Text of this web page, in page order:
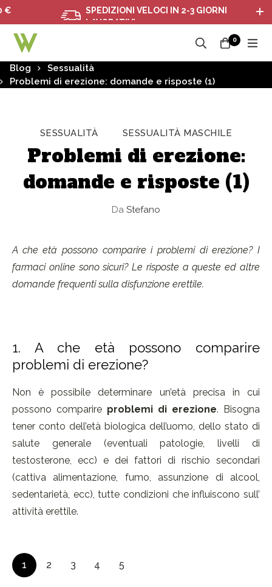
SPEDIZIONI VELOCI IN 2-3 GIORNI
LAVORATIVI
0
Blog
Sessualità
Problemi di erezione: domande e risposte (1)
SESSUALITÀ SESSUALITÀ MASCHILE
Problemi di erezione:
domande e risposte (1)
Da Stefano
A che età possono comparire i problemi di erezione? I
farmaci online sono sicuri? Le risposte a queste ed altre
domande frequenti sulla disfunzione erettile.
1. A che età possono comparire
problemi di erezione?
Non è possibile determinare un’età precisa in cui
possono comparire problemi di erezione. Bisogna
tener conto dell’età biologica dell’uomo, dello stato di
salute generale (eventuali patologie, livelli di
testosterone, ecc) e dei fattori di rischio secondari
(cattiva alimentazione, fumo, assunzione di alcool,
sedentarietà, ecc), tutte condizioni che influiscono sull’
attività erettile.
1 2 3 4 5